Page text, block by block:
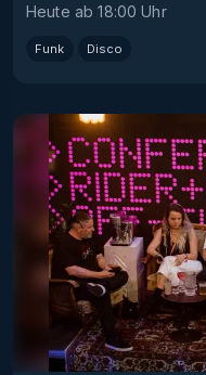
Heute ab 18:00 Uhr
Funk Disco